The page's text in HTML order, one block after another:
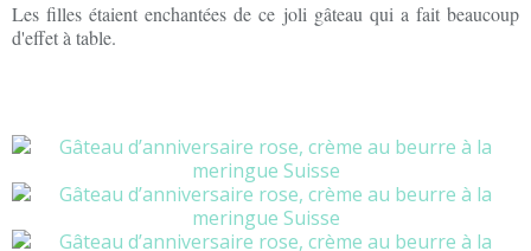
Les filles étaient enchantées de ce joli gâteau qui a fait beaucoup
d'effet à table.